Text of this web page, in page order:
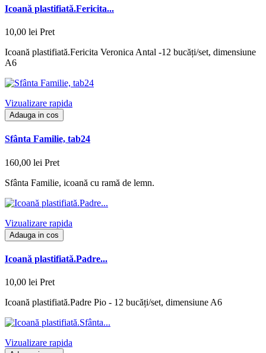
Icoană plastifiată.Fericita...
10,00 lei Pret
Icoană plastifiată.Fericita Veronica Antal -12 bucăți/set, dimensiune
A6
Vizualizare rapida
Adauga in cos
Sfânta Familie, tab24
160,00 lei Pret
Sfânta Familie, icoană cu ramă de lemn.
Vizualizare rapida
Adauga in cos
Icoană plastifiată.Padre...
10,00 lei Pret
Icoană plastifiată.Padre Pio - 12 bucăți/set, dimensiune A6
Vizualizare rapida